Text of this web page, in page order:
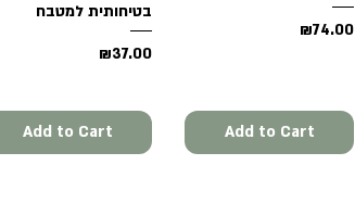
בטיחותית למטבח
Price
₪37.00
Add to Cart
Price
₪74.00
Add to Cart